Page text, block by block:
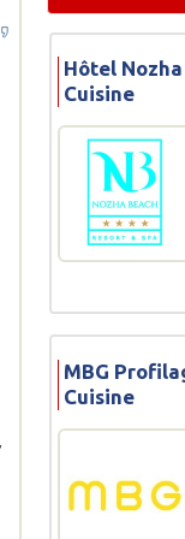
Hôtel
Cuisine
MBG
Cuisine